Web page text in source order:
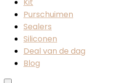
Purschuimen
Sealers
Siliconen
Deal van de dag
Blog